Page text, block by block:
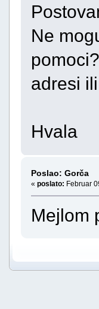
Ne
adresi
Hvala
Poslao: Gorča
« poslato: Februar
Mejlom